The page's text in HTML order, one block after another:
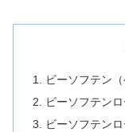
ビーソフテン
ビーソフテン
ビーソフテン